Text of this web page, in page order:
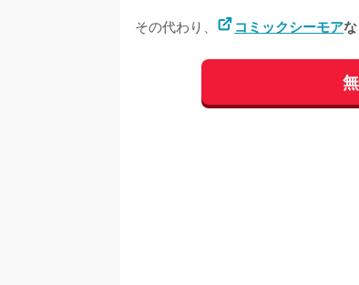
その代わり、 コミックシーモア